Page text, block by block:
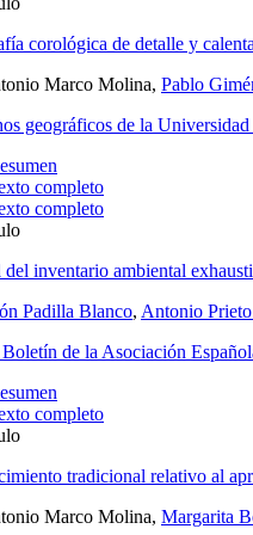
corológica de detalle y
Marco Molina, Pablo
geográficos de la Universidad
completo
completo
del inventario ambiental
Padilla Blanco, Antonio
de la Asociación
completo
tradicional relativo al
Marco Molina, Margarita